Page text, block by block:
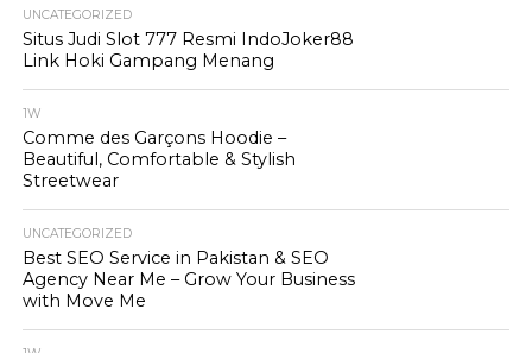
UNCATEGORIZED
Situs Judi Slot 777 Resmi IndoJoker88
Link Hoki Gampang Menang
1W
Comme des Garçons Hoodie –
Beautiful, Comfortable & Stylish
Streetwear
UNCATEGORIZED
Best SEO Service in Pakistan & SEO
Agency Near Me – Grow Your Business
with Move Me